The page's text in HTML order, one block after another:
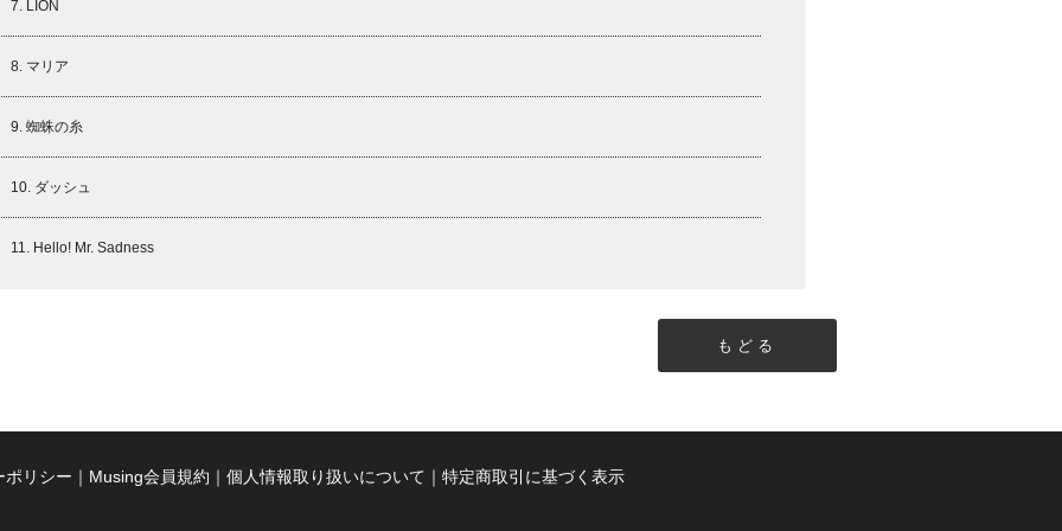
7. LION
8. マリア
9. 蜘蛛の糸
10. ダッシュ
11. Hello! Mr. Sadness
もどる
ポリシー ｜ Musing会員規約 ｜ 個人情報取り扱いについて ｜ 特定商取引に基づく表示